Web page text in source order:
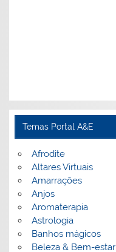
Temas Portal A&E
Afrodite
Altares Virtuais
Amarrações
Anjos
Aromaterapia
Astrologia
Banhos mágicos
Beleza & Bem-estar